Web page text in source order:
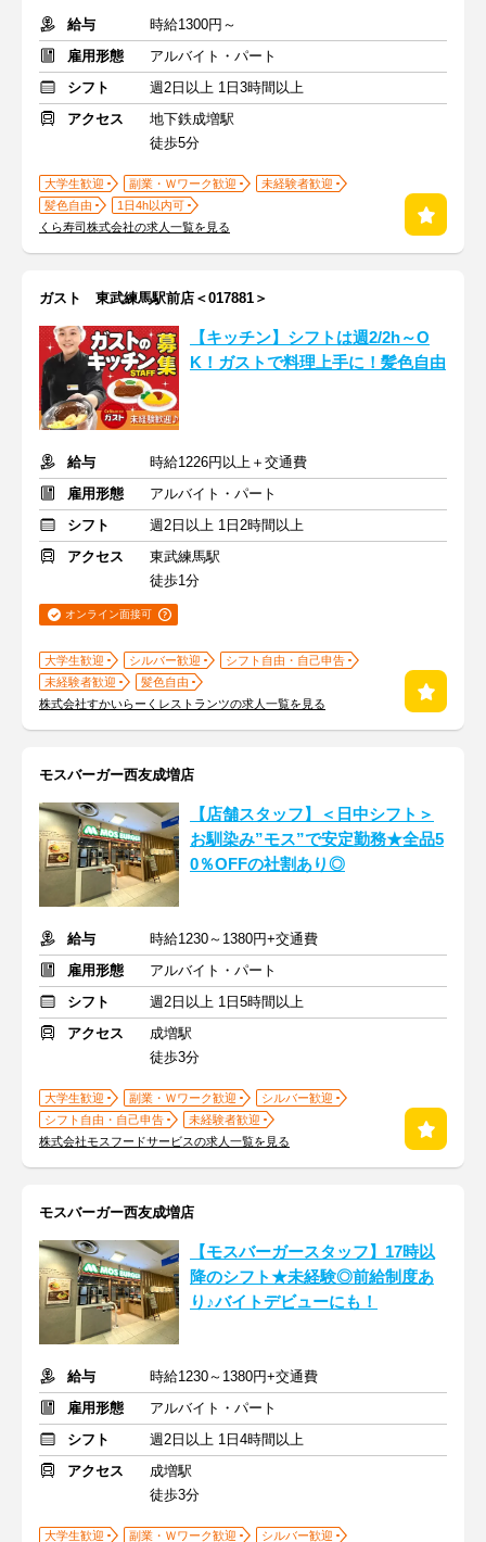
給与
時給1300円～
雇用形態
アルバイト・パート
シフト
週2日以上 1日3時間以上
アクセス
地下鉄成増駅
徒歩5分
大学生歓迎 副業・Ｗワーク歓迎
未経験者歓迎
髪色自由
1日4h以内可
くら寿司株式会社の求人一覧を見る
ガスト 東武練馬駅前店＜017881＞
【キッチン】シフトは週2/2h～O
K！ガストで料理上手に！髪色自由
給与
時給1226円以上＋交通費
雇用形態
アルバイト・パート
シフト
週2日以上 1日2時間以上
アクセス
東武練馬駅
徒歩1分
オンライン面接可
大学生歓迎 シルバー歓迎
シフト自由・自己申告
未経験者歓迎
髪色自由
株式会社すかいらーくレストランツの求人一覧を見る
モスバーガー西友成増店
【店舗スタッフ】＜日中シフト＞
お馴染み”モス”で安定勤務★全品5
0％OFFの社割あり◎
給与
時給1230～1380円+交通費
雇用形態
アルバイト・パート
シフト
週2日以上 1日5時間以上
アクセス
成増駅
徒歩3分
大学生歓迎 副業・Ｗワーク歓迎
シルバー歓迎
シフト自由・自己申告
未経験者歓迎
株式会社モスフードサービスの求人一覧を見る
モスバーガー西友成増店
【モスバーガースタッフ】17時以
降のシフト★未経験◎前給制度あ
り♪バイトデビューにも！
給与
時給1230～1380円+交通費
雇用形態
アルバイト・パート
シフト
週2日以上 1日4時間以上
アクセス
成増駅
徒歩3分
大学生歓迎 副業・Ｗワーク歓迎 シルバー歓迎